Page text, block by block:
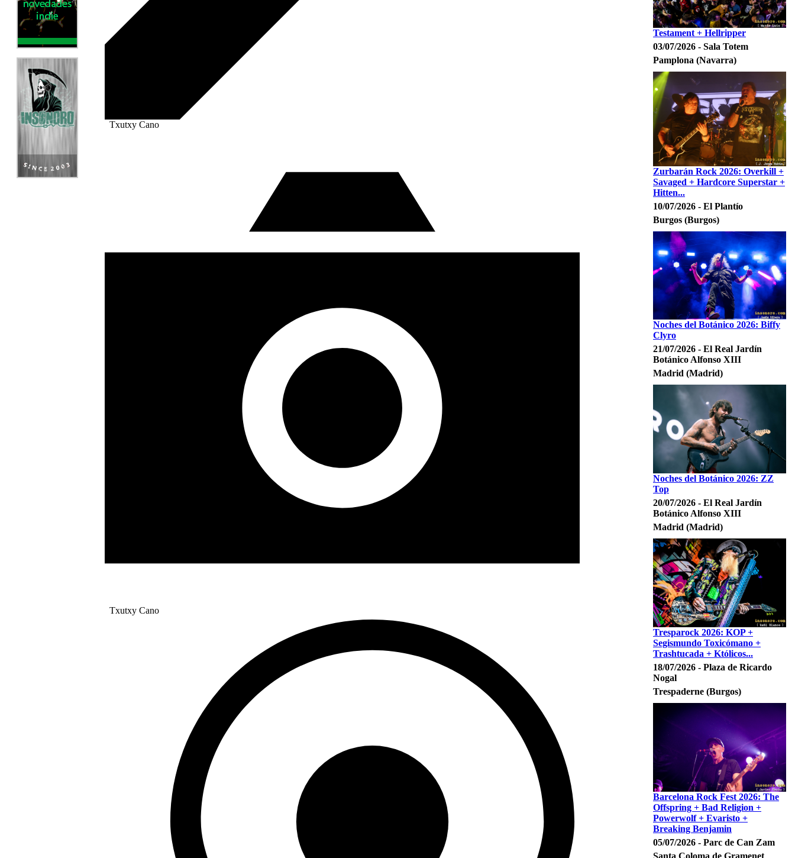
Txutxy Cano
Txutxy Cano
Testament + Hellripper
03/07/2026 - Sala Totem
Pamplona (Navarra)
Zurbarán Rock 2026: Overkill +
Savaged + Hardcore Superstar +
Hitten...
10/07/2026 - El Plantío
Burgos (Burgos)
Noches del Botánico 2026: Biffy
Clyro
21/07/2026 - El Real Jardín
Botánico Alfonso XIII
Madrid (Madrid)
Noches del Botánico 2026: ZZ
Top
20/07/2026 - El Real Jardín
Botánico Alfonso XIII
Madrid (Madrid)
Tresparock 2026: KOP +
Segismundo Toxicómano +
Trashtucada + Któlicos...
18/07/2026 - Plaza de Ricardo
Nogal
Trespaderne (Burgos)
Barcelona Rock Fest 2026: The
Offspring + Bad Religion +
Powerwolf + Evaristo +
Breaking Benjamin
05/07/2026 - Parc de Can Zam
Santa Coloma de Gramenet